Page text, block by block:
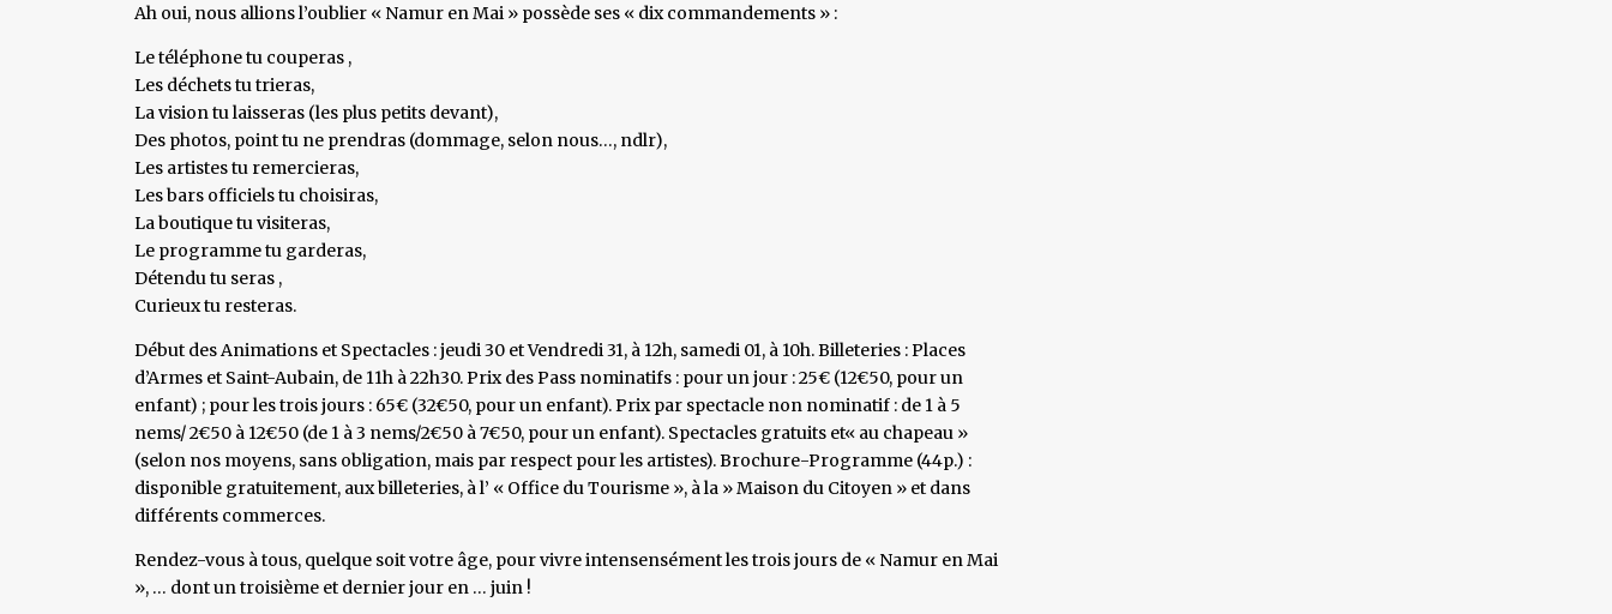
Ah oui, nous allions l’oublier « Namur en Mai » possède ses « dix commandements » :
Le téléphone tu couperas ,
Les déchets tu trieras,
La vision tu laisseras (les plus petits devant),
Des photos, point tu ne prendras (dommage, selon nous…, ndlr),
Les artistes tu remercieras,
Les bars officiels tu choisiras,
La boutique tu visiteras,
Le programme tu garderas,
Détendu tu seras ,
Curieux tu resteras.
Début des Animations et Spectacles : jeudi 30 et Vendredi 31, à 12h, samedi 01, à 10h. Billeteries : Places
d’Armes et Saint-Aubain, de 11h à 22h30. Prix des Pass nominatifs : pour un jour : 25€ (12€50, pour un
enfant) ; pour les trois jours : 65€ (32€50, pour un enfant). Prix par spectacle non nominatif : de 1 à 5
nems/ 2€50 à 12€50 (de 1 à 3 nems/2€50 à 7€50, pour un enfant). Spectacles gratuits et« au chapeau »
(selon nos moyens, sans obligation, mais par respect pour les artistes). Brochure-Programme (44p.) :
disponible gratuitement, aux billeteries, à l’ « Office du Tourisme », à la » Maison du Citoyen » et dans
différents commerces.
Rendez-vous à tous, quelque soit votre âge, pour vivre intensensément les trois jours de « Namur en Mai
», … dont un troisième et dernier jour en … juin !